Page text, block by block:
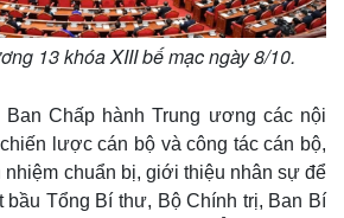
13 khóa XIII bế mạc ngày 8/10.
Ban Chấp hành Trung ương các nội
lược cán bộ và công tác cán bộ,
nhiệm chuẩn bị, giới thiệu nhân sự để
bầu Tổng Bí thư, Bộ Chính trị, Ban Bí